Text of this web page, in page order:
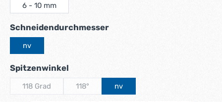
6 - 10 mm
Schneidendurchmesserauswählen
nv
Spitzenwinkel
118 Grad 118° nv